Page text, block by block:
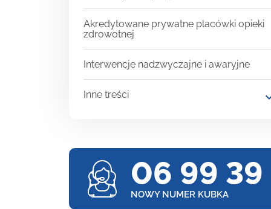
Akredytowane prywatne placówki opieki
zdrowotnej
Interwencje nadzwyczajne i awaryjne
Inne treści
06 99 39
NOWY NUMER KUBKA